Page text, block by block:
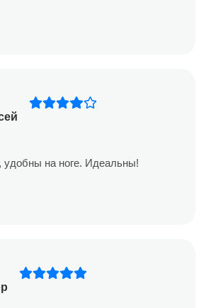
удобны на ноге. Идеальны!